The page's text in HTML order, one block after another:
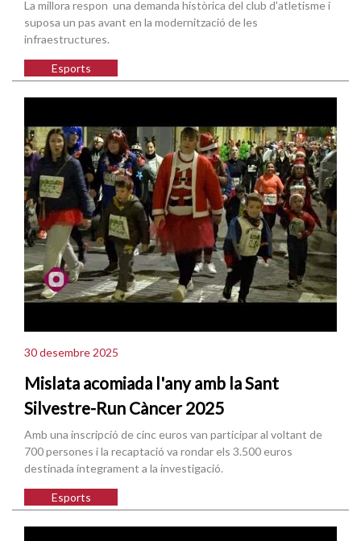
La millora respon una demanda històrica del club d'atletisme i
suposa un pas avant en la modernització de les
infraestructures.
Esports
30 desembre 2025
Mislata acomiada l'any amb la Sant
Silvestre-Run Càncer 2025
Amb una inscripció de cinc euros van participar al voltant de
700 persones i la recaptació va rondar els 3.500 euros
destinada íntegrament a la investigació.
Esports